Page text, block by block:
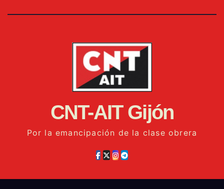
CNT-AIT Gijón
Por la emancipación de la clase obrera